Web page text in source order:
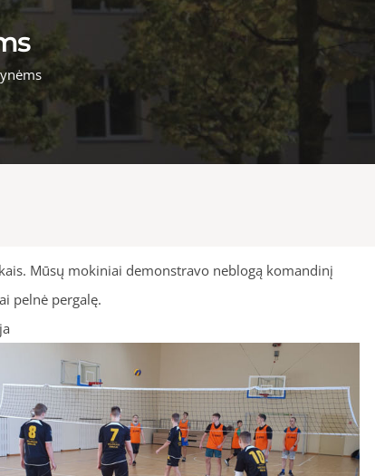
Mūsų mokiniai demonstravo neblogą komandinį
pelnė pergalę.